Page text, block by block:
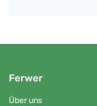
Ferwer
Über uns